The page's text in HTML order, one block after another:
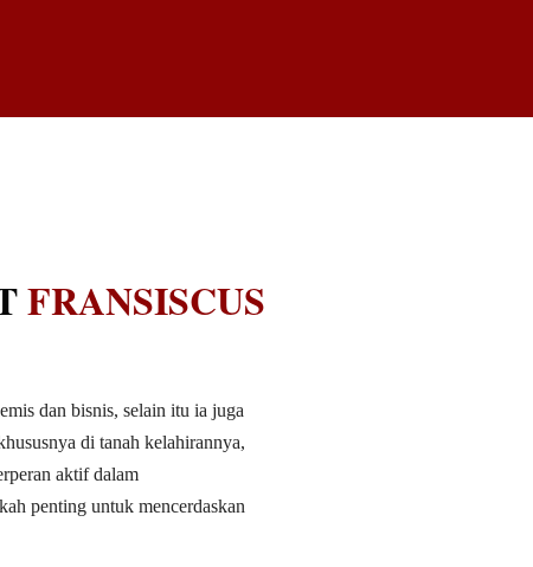
FRANSISCUS
dan bisnis, selain itu ia juga
di tanah kelahirannya,
aktif dalam
penting untuk mencerdaskan